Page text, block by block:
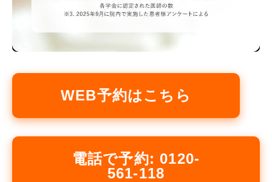
WEB予約はこちら
電話で予約: 0120-
561-118